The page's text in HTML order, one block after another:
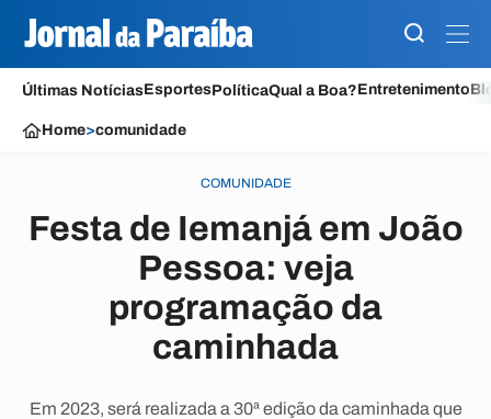
Últimas NotíciasEsportesPolíticaQual a Boa?Entretenimento
Home>comunidade
COMUNIDADE
Festa de Iemanjá em João
Pessoa: veja
programação da
caminhada
Em 2023, será realizada a 30ª edição da caminhada que